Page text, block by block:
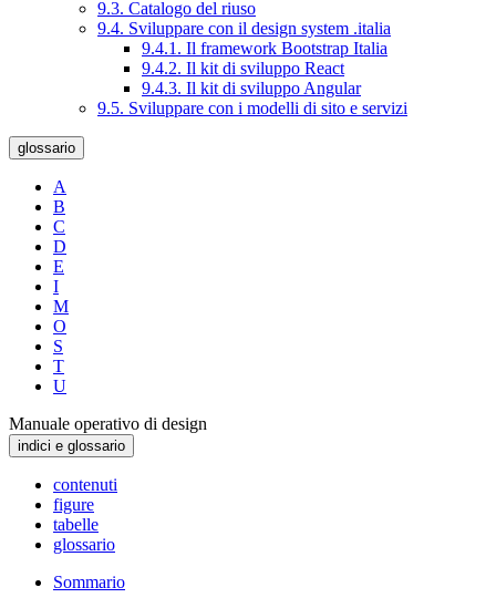
9.3. Catalogo del riuso
9.4. Sviluppare con il design system .italia
9.4.1. Il framework Bootstrap Italia
9.4.2. Il kit di sviluppo React
9.4.3. Il kit di sviluppo Angular
9.5. Sviluppare con i modelli di sito e servizi
glossario
A
B
C
D
E
I
M
O
S
T
U
Manuale operativo di design
indici e glossario
contenuti
figure
tabelle
glossario
Sommario